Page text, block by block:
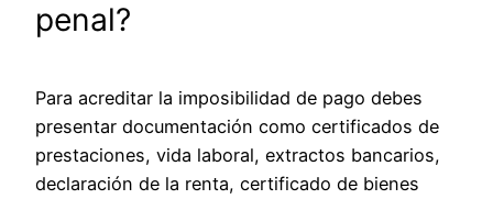
penal?
Para acreditar la imposibilidad de pago debes
presentar documentación como certificados de
prestaciones, vida laboral, extractos bancarios,
declaración de la renta, certificado de bienes